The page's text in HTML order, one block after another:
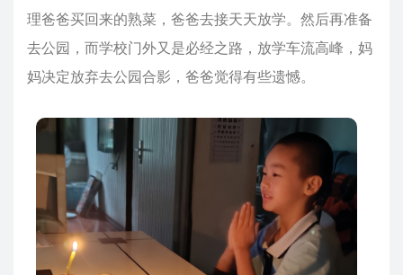
理爸爸买回来的熟菜，爸爸去接天天放学。然后再准备
去公园，而学校门外又是必经之路，放学车流高峰，妈
妈决定放弃去公园合影，爸爸觉得有些遗憾。